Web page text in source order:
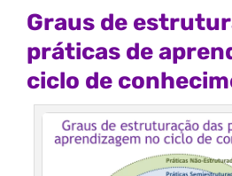
Graus de
práticas de
ciclo de